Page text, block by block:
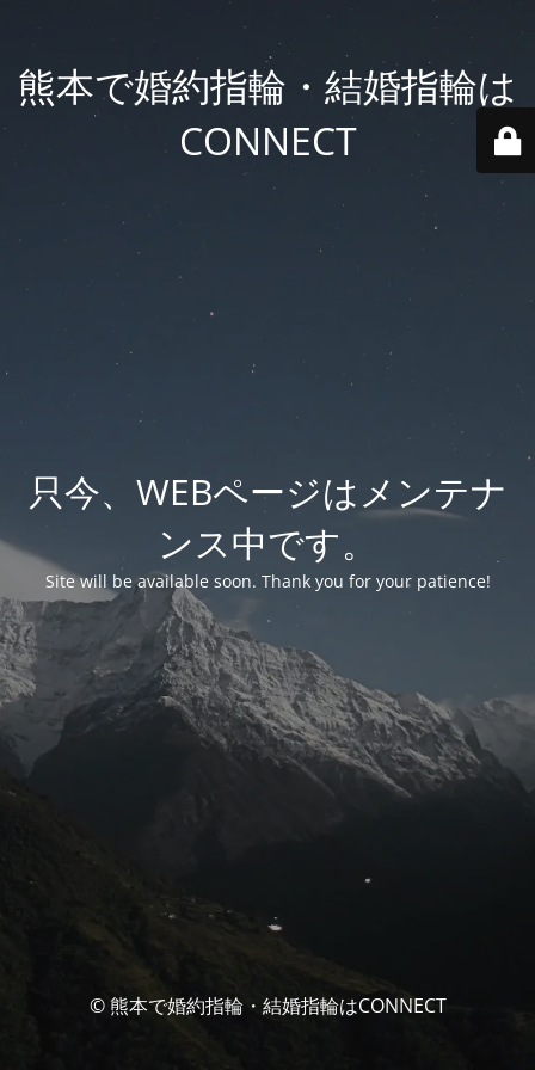
熊本で婚約指輪・結婚指輪は
CONNECT
只今、WEBページはメンテナ
ンス中です。
Site will be available soon. Thank you for your patience!
© 熊本で婚約指輪・結婚指輪はCONNECT